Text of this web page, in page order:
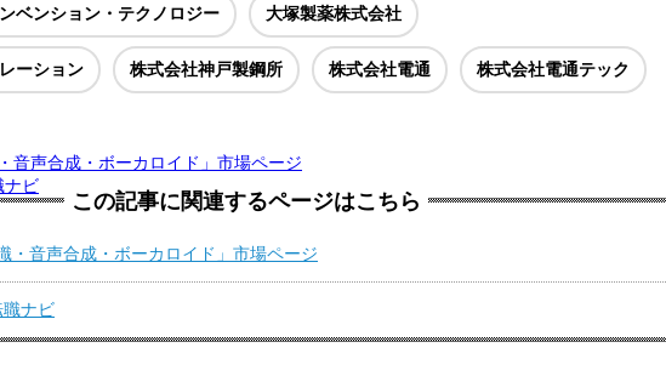
ベンション・テクノロジー 大塚製薬株式会社
ーション 株式会社神戸製鋼所 株式会社電通 株式会社電通テック
音声合成・ボーカロイド」市場ページ
ナビ
この記事に関連するページはこちら
・音声合成・ボーカロイド」市場ページ
職ナビ